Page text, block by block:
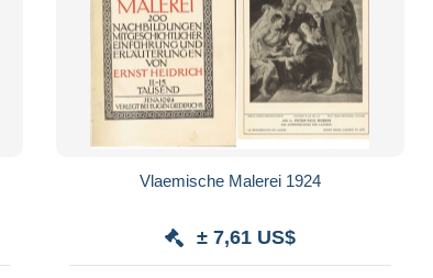
Vlaemische Malerei 1924
± 7,61 US$